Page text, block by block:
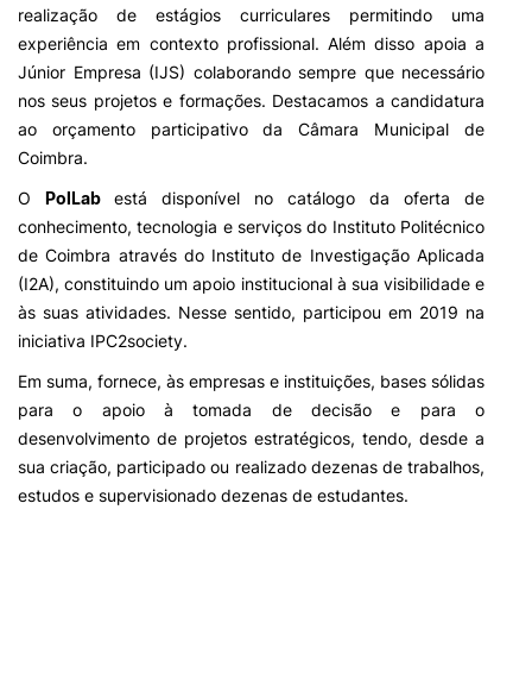
realização de estágios curriculares permitindo uma
experiência em contexto profissional. Além disso apoia a
Júnior Empresa (IJS) colaborando sempre que necessário
nos seus projetos e formações. Destacamos a candidatura
ao orçamento participativo da Câmara Municipal de
Coimbra.
O PolLab está disponível no catálogo da oferta de
conhecimento, tecnologia e serviços do Instituto Politécnico
de Coimbra através do Instituto de Investigação Aplicada
(I2A), constituindo um apoio institucional à sua visibilidade e
às suas atividades. Nesse sentido, participou em 2019 na
iniciativa IPC2society.
Em suma, fornece, às empresas e instituições, bases sólidas
para o apoio à tomada de decisão e para o
desenvolvimento de projetos estratégicos, tendo, desde a
sua criação, participado ou realizado dezenas de trabalhos,
estudos e supervisionado dezenas de estudantes.